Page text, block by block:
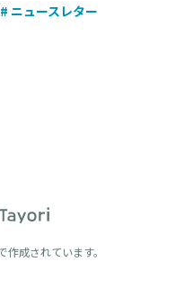
# ニュースレター
作成されています。